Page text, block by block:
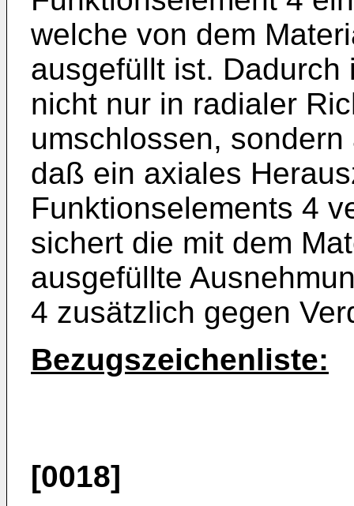
welche von dem
ausgefüllt ist.
nicht nur in radialer
umschlossen,
daß ein axiales
Funktionselements 4
sichert die mit dem
ausgefüllte
4 zusätzlich gegen
Bezugszeichenliste:
[0018]